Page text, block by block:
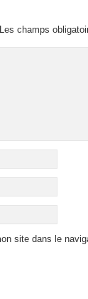
Les champs
site dans le